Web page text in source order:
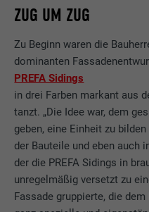
ZUG UM ZUG
Zu Beginn waren die
dominanten
PREFA Sidings
in drei Farben markant aus
tanzt. „Die Idee war, dem
geben, eine Einheit zu
der Bauteile und eben auch
der die PREFA Sidings in
unregelmäßig versetzt zu
Fassade gruppierte, die